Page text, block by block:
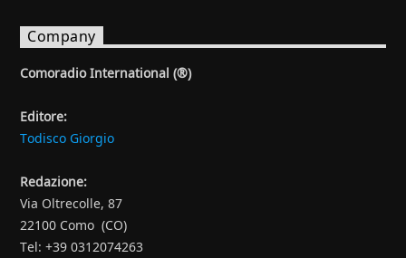
Company
Comoradio International (®)
Editore:
Todisco Giorgio
Redazione:
Via Oltrecolle, 87
22100 Como (CO)
Tel: +39 0312074263